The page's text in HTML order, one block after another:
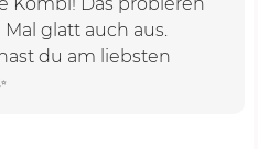
glatt auch aus.
du am liebsten